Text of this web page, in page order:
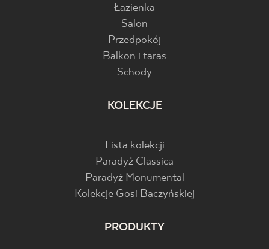
Łazienka
Salon
Przedpokój
Balkon i taras
Schody
KOLEKCJE
Lista kolekcji
Paradyż Classica
Paradyż Monumental
Kolekcje Gosi Baczyńskiej
PRODUKTY